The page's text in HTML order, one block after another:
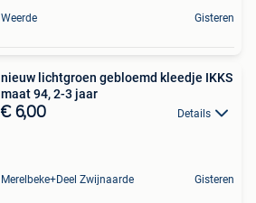
Weerde Gisteren
nieuw lichtgroen gebloemd kleedje IKKS
maat 94, 2-3 jaar
€ 6,00 Details
Merelbeke+Deel Zwijnaarde Gisteren